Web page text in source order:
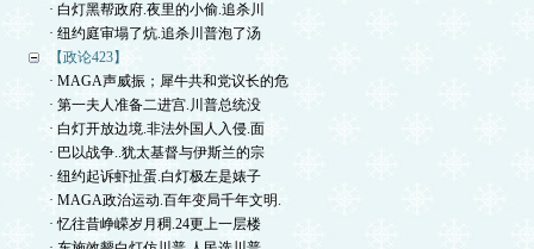
· 白灯黑帮政府.夜里的小偷.追杀川
· 纽约庭审塌了炕.追杀川普泡了汤
【政论423】
· MAGA声威振；犀牛共和党议长的危
· 第一夫人准备二进宫.川普总统没
· 白灯开放边境.非法外国人入侵.面
· 巴以战争..犹太基督与伊斯兰的宗
· 纽约起诉虾扯蛋.白灯极左是婊子
· MAGA政治运动.百年变局千年文明.
· 忆往昔峥嵘岁月稠.24更上一层楼